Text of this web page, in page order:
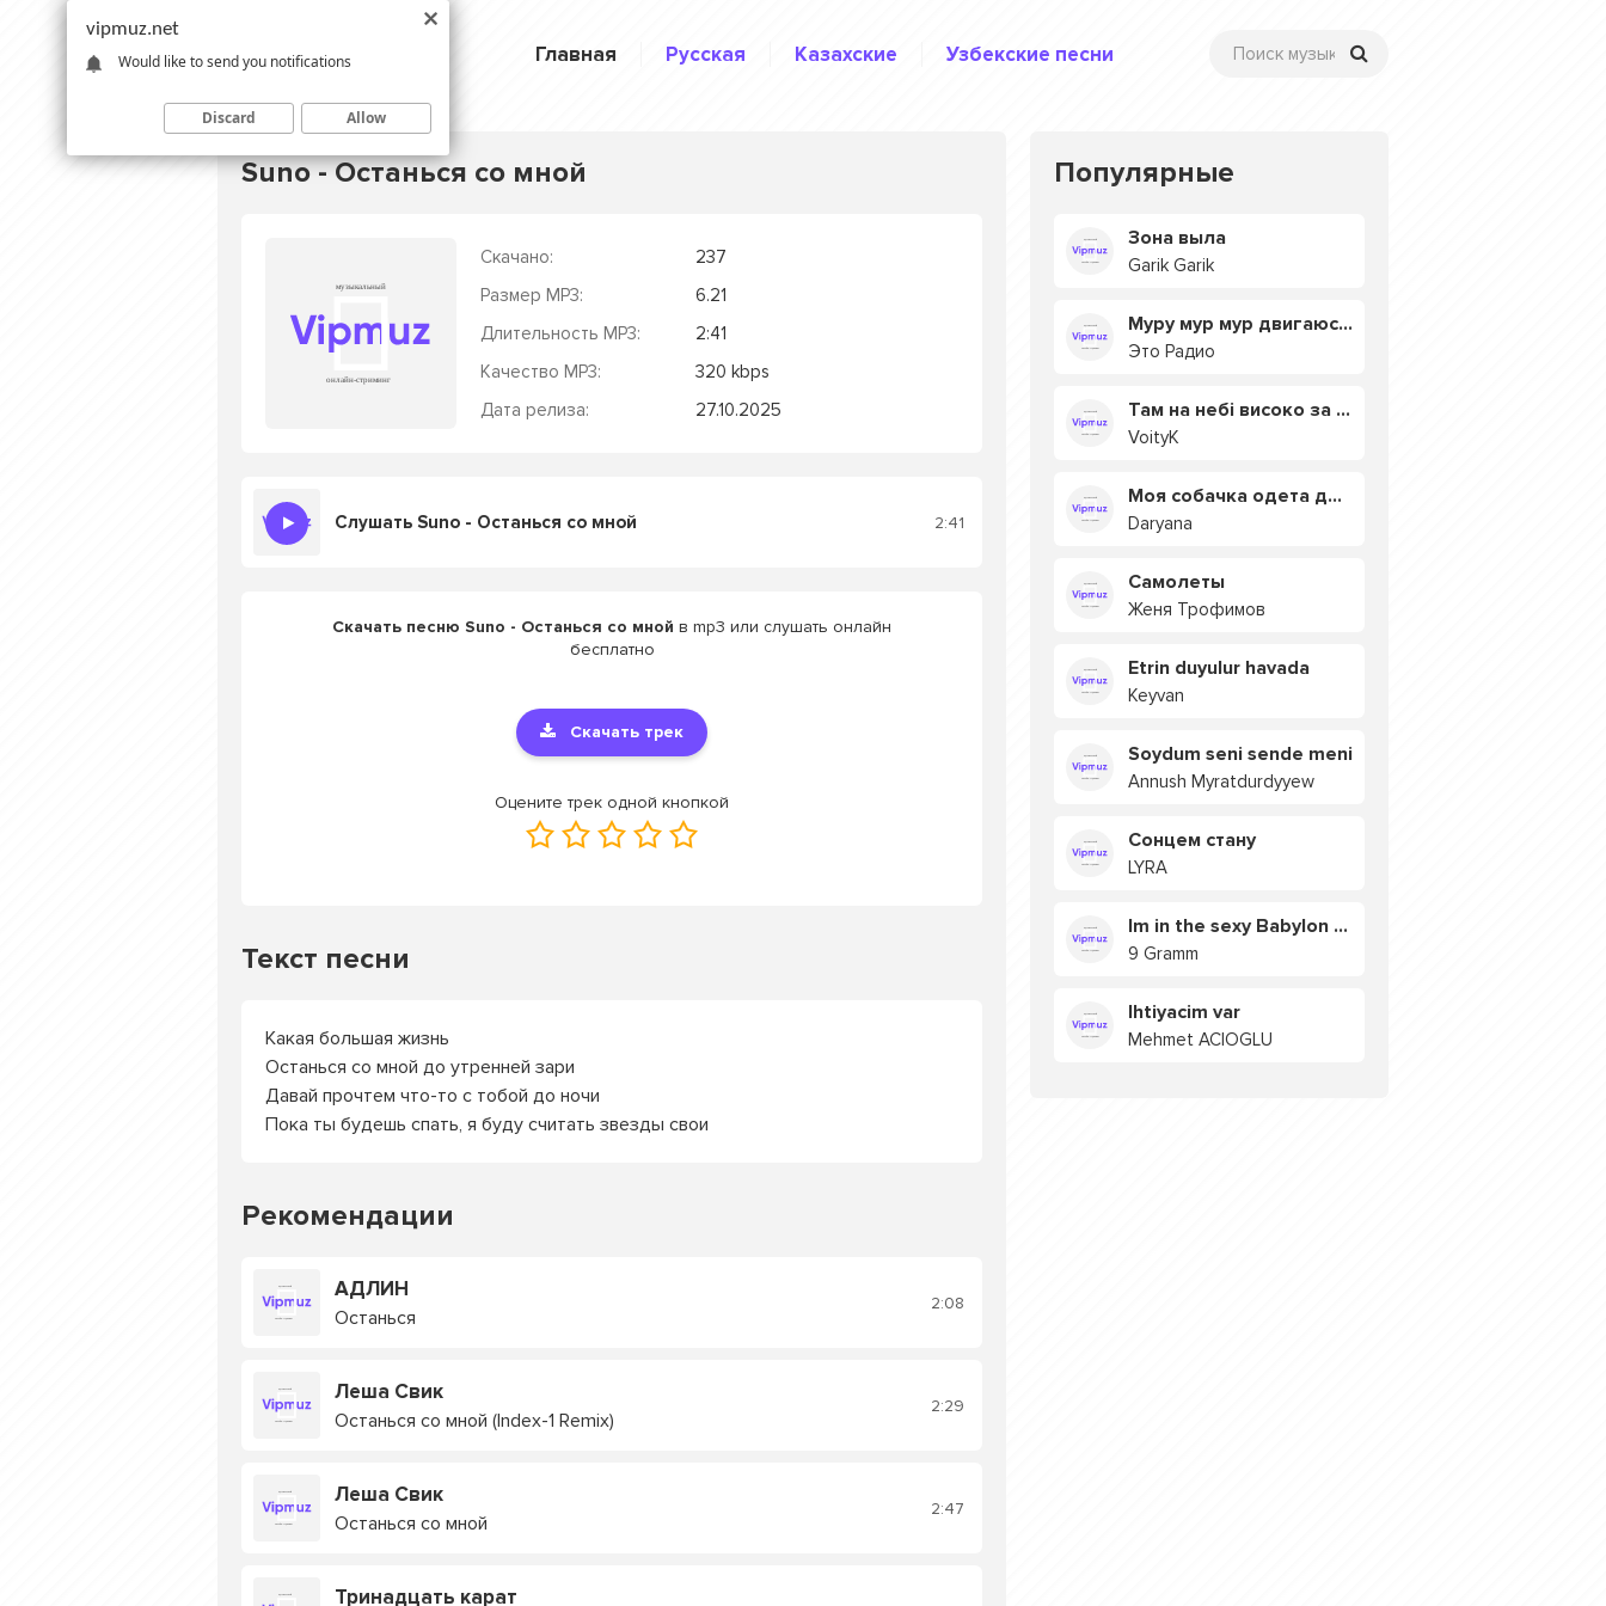
Главная Русская Казахские Узбекские песни
Suno - Останься со мной
Скачано:
237
Размер MP3:
6.21
Длительность MP3:
2:41
Качество MP3:
320 kbps
Дата релиза:
27.10.2025
Слушать Suno - Останься со мной 2:41
Скачать песню Suno - Останься со мной в mp3 или слушать онлайн
бесплатно
Скачать трек
Оцените трек одной кнопкой
Текст песни
Какая большая жизнь
Останься со мной до утренней зари
Давай прочтем что-то с тобой до ночи
Пока ты будешь спать, я буду считать звезды свои
Рекомендации
АДЛИН
Останься
2:08
Леша Свик
Останься со мной (Index-1 Remix)
2:29
Леша Свик
Останься со мной
2:47
Тринадцать карат
Популярные
Зона выла
Garik Garik
Муру мур мур двигаюсь на мурмулях
Это Радио
Там на небі високо за хмарами
VoityK
Моя собачка одета дороже тебя
Daryana
Самолеты
Женя Трофимов
Etrin duyulur havada
Keyvan
Soydum seni sende meni
Annush Myratdurdyyew
Сонцем стану
LYRA
Im in the sexy Babylon БУЯ
9 Gramm
Ihtiyacim var
Mehmet ACIOGLU
vipmuz.net
Would like to send you notifications
Discard Allow